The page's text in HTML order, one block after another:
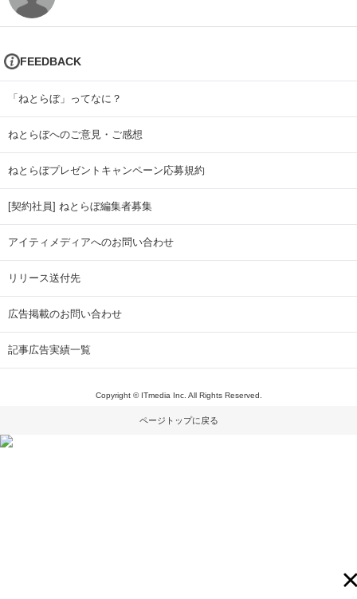
FEEDBACK
「ねとらぼ」ってなに？
ねとらぼへのご意見・ご感想
ねとらぼプレゼントキャンペーン応募規約
[契約社員] ねとらぼ編集者募集
アイティメディアへのお問い合わせ
リリース送付先
広告掲載のお問い合わせ
記事広告実績一覧
Copyright © ITmedia Inc. All Rights Reserved.
ページトップに戻る